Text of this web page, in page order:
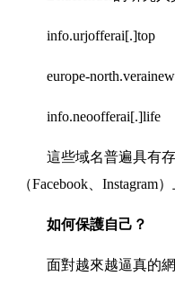
info.urjofferai[.]top
europe-
info.neoofferai[.]life
這些域名普遍具有
（Facebook、
如何保護自己？
面對越來越逼真的